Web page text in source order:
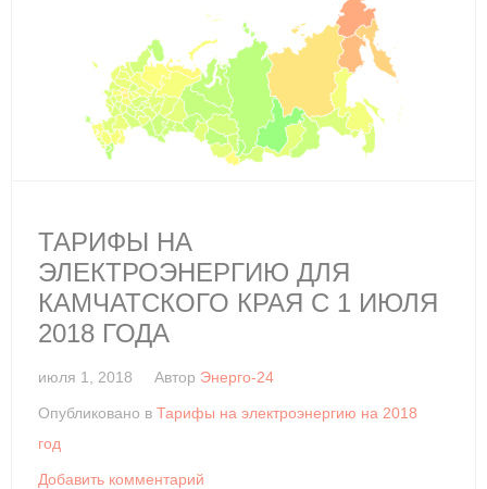
ТАРИФЫ НА
ЭЛЕКТРОЭНЕРГИЮ ДЛЯ
КАМЧАТСКОГО КРАЯ С 1 ИЮЛЯ
2018 ГОДА
июля 1, 2018 Автор Энерго-24
Опубликовано в Тарифы на электроэнергию на 2018
год
Добавить комментарий